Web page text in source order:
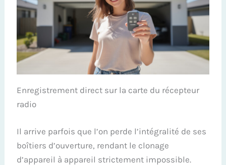
Enregistrement direct sur la carte du récepteur
radio
Il arrive parfois que l’on perde l’intégralité de ses
boîtiers d’ouverture, rendant le clonage
d’appareil à appareil strictement impossible.